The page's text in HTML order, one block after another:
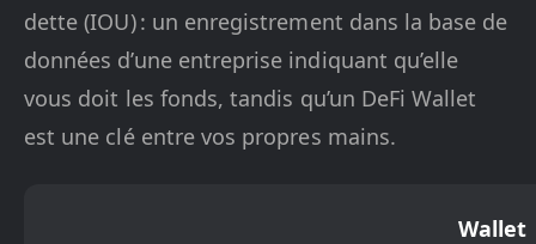
dette (IOU) : un enregistrement dans la base de
données d’une entreprise indiquant qu’elle
vous doit les fonds, tandis qu’un DeFi Wallet
est une clé entre vos propres mains.
Wallet